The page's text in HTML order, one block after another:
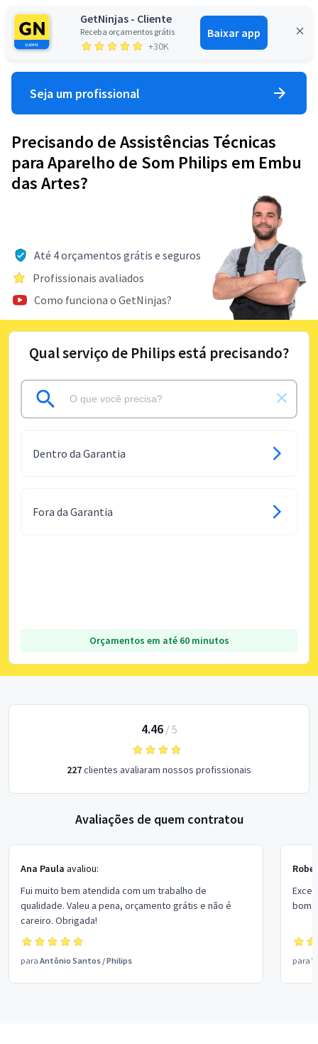
GetNinjas - Cliente
Receba orçamentos grátis
+30K
Baixar app
Entrar
Seja um profissional
Precisando de Assistências Técnicas
para Aparelho de Som Philips em Embu
das Artes?
Até 4 orçamentos grátis e seguros
Profissionais avaliados
Como funciona o GetNinjas?
Qual serviço de Philips está precisando?
Dentro da Garantia
Fora da Garantia
Orçamentos em até 60 minutos
4.46/ 5
227clientes avaliaram nossos profissionais
Avaliações de quem contratou
Ana Paula avaliou:
Fui muito bem atendida com um trabalho de
qualidade. Valeu a pena, orçamento grátis e não é
careiro. Obrigada!
para Antônio Santos /Philips
bom
para